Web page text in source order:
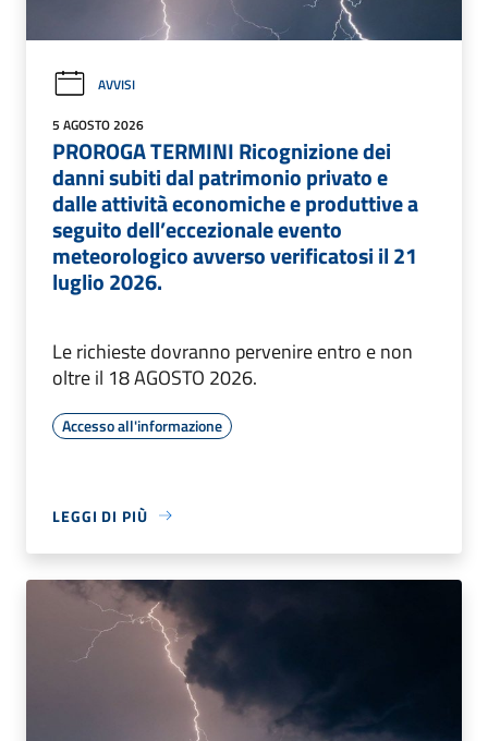
AVVISI
5 AGOSTO 2026
PROROGA TERMINI Ricognizione dei
danni subiti dal patrimonio privato e
dalle attività economiche e produttive a
seguito dell’eccezionale evento
meteorologico avverso verificatosi il 21
luglio 2026.
Le richieste dovranno pervenire entro e non
oltre il 18 AGOSTO 2026.
Accesso all'informazione
LEGGI DI PIÙ